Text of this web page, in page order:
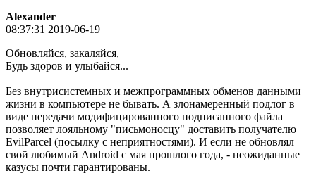
Alexander
08:37:31 2019-06-19
Обновляйся, закаляйся,
Будь здоров и улыбайся...
Без внутрисистемных и межпрограммных обменов данными
жизни в компьютере не бывать. А злонамеренный подлог в
виде передачи модифицированного подписанного файла
позволяет лояльному "письмоносцу" доставить получателю
EvilParcel (посылку с неприятностями). И если не обновлял
свой любимый Android с мая прошлого года, - неожиданные
казусы почти гарантированы.